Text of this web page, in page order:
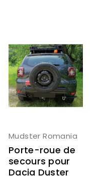
Mudster Romania
Porte-roue de
secours pour
Dacia Duster